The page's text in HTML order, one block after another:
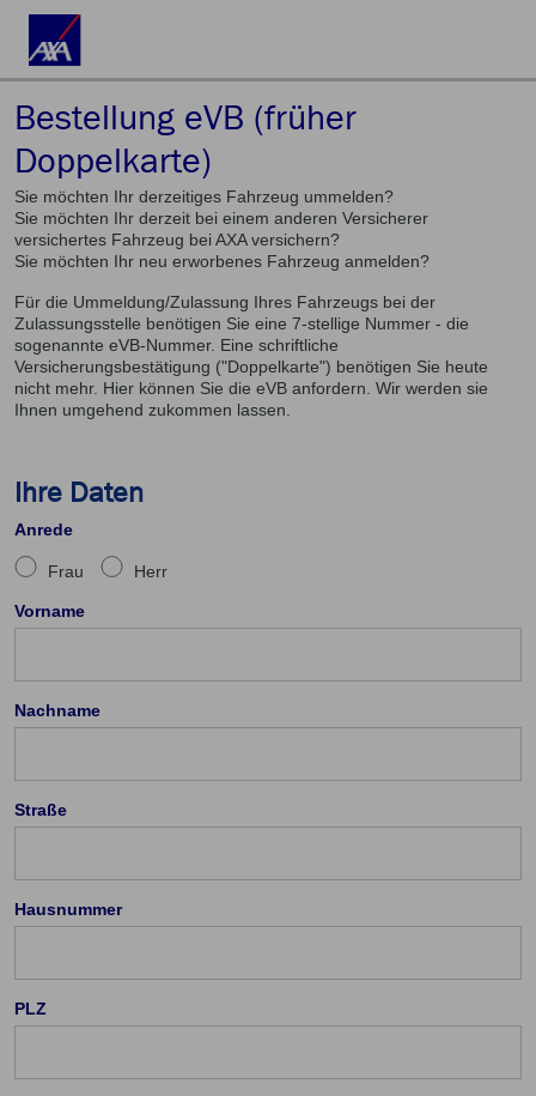
Bestellung eVB (früher
Doppelkarte)
Sie möchten Ihr derzeitiges Fahrzeug ummelden?
Sie möchten Ihr derzeit bei einem anderen Versicherer
versichertes Fahrzeug bei AXA versichern?
Sie möchten Ihr neu erworbenes Fahrzeug anmelden?
Für die Ummeldung/Zulassung Ihres Fahrzeugs bei der
Zulassungsstelle benötigen Sie eine 7-stellige Nummer - die
sogenannte eVB-Nummer. Eine schriftliche
Versicherungsbestätigung ("Doppelkarte") benötigen Sie heute
nicht mehr. Hier können Sie die eVB anfordern. Wir werden sie
Ihnen umgehend zukommen lassen.
Ihre Daten
Anrede
Frau Herr
Vorname
Nachname
Straße
Hausnummer
PLZ